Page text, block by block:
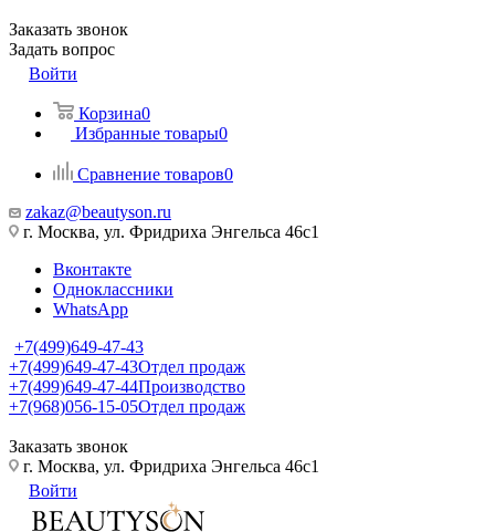
Заказать звонок
Задать вопрос
Войти
Корзина0
Избранные товары0
Сравнение товаров0
zakaz@beautyson.ru
г. Москва, ул. Фридриха Энгельса 46с1
Вконтакте
Одноклассники
WhatsApp
+7(499)649-47-43
+7(499)649-47-43Отдел продаж
+7(499)649-47-44Производство
+7(968)056-15-05Отдел продаж
Заказать звонок
г. Москва, ул. Фридриха Энгельса 46с1
Войти